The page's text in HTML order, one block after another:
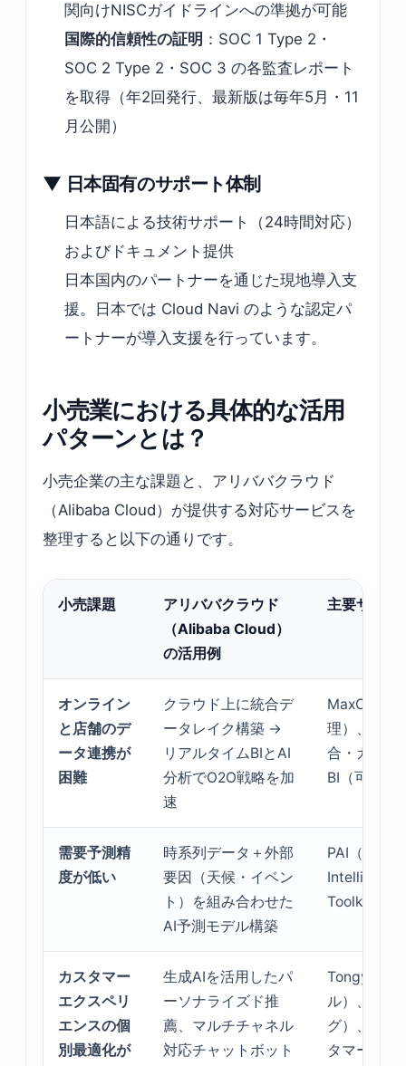
関向けNISCガイドラインへの準拠が可能
国際的信頼性の証明 ：SOC 1 Type 2・
SOC 2 Type 2・SOC 3 の各監査レポート
を取得（年2回発行、最新版は毎年5月・11
月公開）
▼ 日本固有のサポート体制
日本語による技術サポート（24時間対応）
およびドキュメント提供
日本国内のパートナーを通じた現地導入支
援。日本では Cloud Navi のような認定パ
ートナーが導入支援を行っています。
小売業における具体的な活用
パターンとは？
小売企業の主な課題と、アリババクラウド
（Alibaba Cloud）が提供する対応サービスを
整理すると以下の通りです。
小売課題
アリババクラウド
（Alibaba Cloud）
の活用例
主要サービ
オンライン
と店舗のデ
ータ連携が
困難
クラウド上に統合デ
ータレイク構築 →
リアルタイムBIとAI
分析でO2O戦略を加
速
理）、
合・ガバナ
BI（可視化
需要予測精
度が低い
時系列データ＋外部
要因（天候・イベン
ト）を組み合わせた
AI予測モデル構築
PAI（
Toolkit
カスタマー
エクスペリ
エンスの個
別最適化が
生成AIを活用したパ
ーソナライズド推
薦、マルチチャネル
対応チャットボット
Tongyi
ル）、PAI-
グ）、
タマーサポ